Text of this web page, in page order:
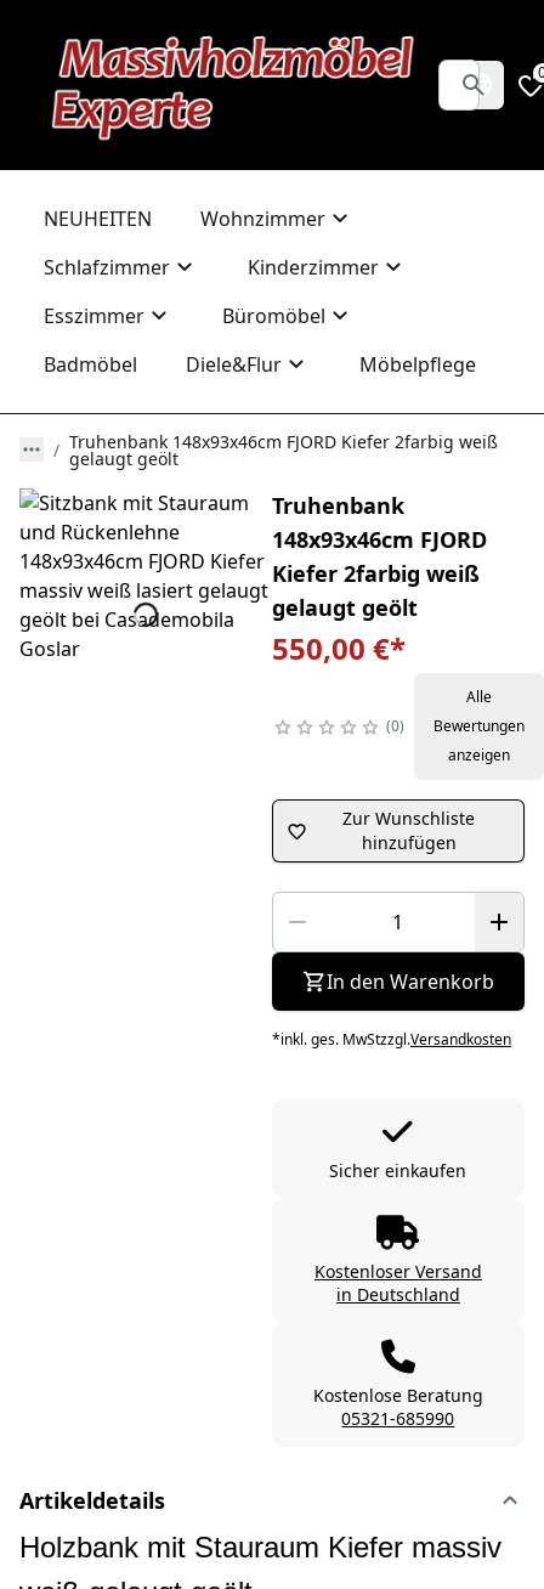
NEUHEITEN
Wohnzimmer
Schlafzimmer
Kinderzimmer
Esszimmer
Büromöbel
Badmöbel
Diele&Flur Möbelpflege
Truhenbank 148x93x46cm FJORD Kiefer 2farbig weiß
gelaugt geölt
Truhenbank
148x93x46cm FJORD
Kiefer 2farbig weiß
gelaugt geölt
550,00 €*
0
Alle
Bewertungen
anzeigen
Zur Wunschliste
hinzufügen
In den Warenkorb
*inkl. ges. MwStzzgl.Versandkosten
Sicher einkaufen
Kostenloser Versand
in Deutschland
Kostenlose Beratung
05321-685990
Artikeldetails
Holzbank mit Stauraum Kiefer massiv